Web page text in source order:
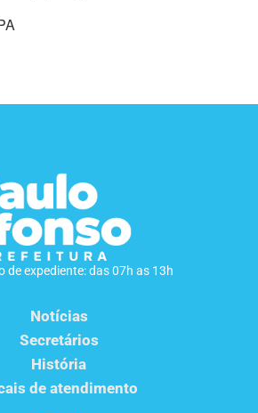
de expediente: das 07h as 13h
Notícias
Secretários
História
de atendimento